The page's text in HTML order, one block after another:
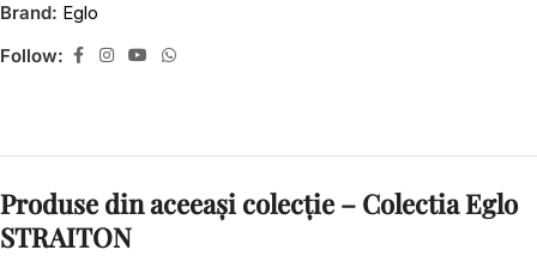
Brand: Eglo
Follow:
Produse din aceeași colecție – Colectia Eglo
STRAITON